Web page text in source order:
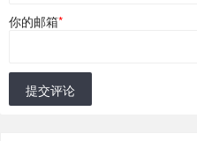
你的邮箱*
提交评论